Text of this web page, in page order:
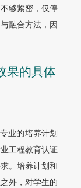
够紧密，仅停
融合方法，因
果的具体
业的培养计划
工程教育认证
。培养计划和
外，对学生的